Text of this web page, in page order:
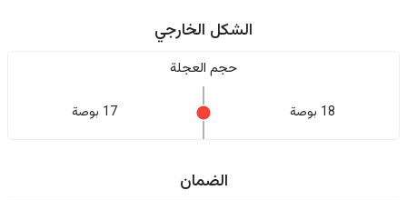
الشكل الخارجي
حجم العجلة
18 بوصة 17 بوصة
الضمان